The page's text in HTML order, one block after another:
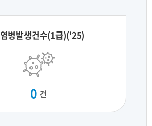
병발생건수(1급)('25)
0 건